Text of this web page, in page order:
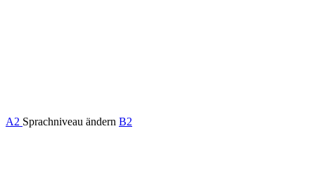
A2 Sprachniveau ändern B2